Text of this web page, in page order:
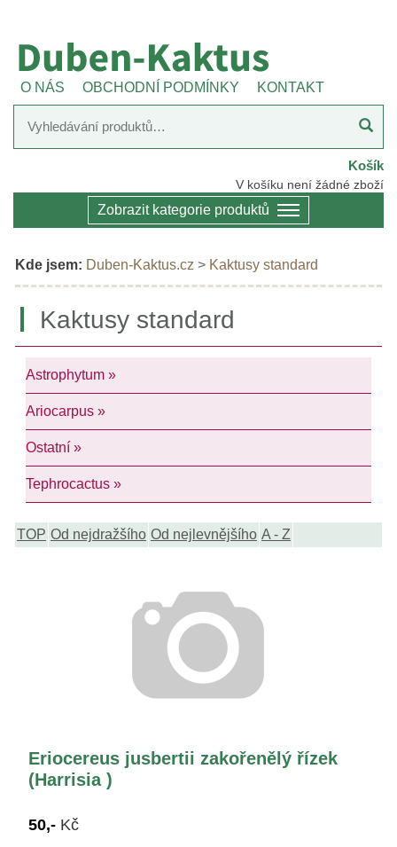
O NÁS OBCHODNÍ PODMÍNKY KONTAKT
Košík
V košíku není žádné zboží
Zobrazit kategorie produktů
Kde jsem: Duben-Kaktus.cz > Kaktusy standard
Kaktusy standard
Astrophytum »
Ariocarpus »
Ostatní »
Tephrocactus »
TOP Od nejdražšího Od nejlevnějšího A - Z
Eriocereus jusbertii zakořenělý řízek
(Harrisia )
50,- Kč